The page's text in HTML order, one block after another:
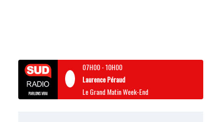
07H00-10H00
Laurence Péraud
Le Grand Matin Week-End